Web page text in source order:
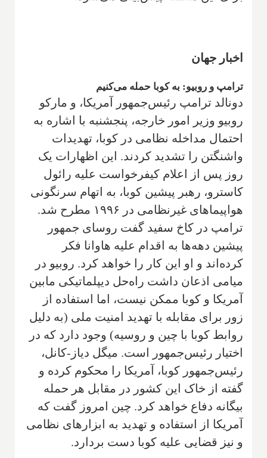
اخبار جهان
ترامپ و روبیو: به کوبا حمله می‌کنیم
دونالد ترامپ رئیس‌جمهور آمریکا، و مارکو
روبیو وزیر امور خارجه، پنجشنبه با اشاره به
احتمال مداخله نظامی در کوبا، تهدیدات
واشنگتن را تشدید کردند. این اظهارات یک
روز پس از اعلام کیفرخواست علیه رائول
کاسترو، رهبر پیشین کوبا، به اتهام سرنگونی
هواپیماهای غیرنظامی در ۱۹۹۶ مطرح شد.
ترامپ در کاخ سفید گفت روسای جمهور
پیشین دهه‌ها به اقدام علیه هاوانا فکر
کرده‌اند و او این کار را خواهد کرد. روبیو در
میامی اذعان داشت راه‌حل دیپلماتیکی مابین
آمریکا و کوبا ممکن نیست، اما استفاده از
زور برای مقابله با تهدید امنیت ملی (به دلیل
روابط کوبا با چین و روسیه) وجود دارد که در
اختیار رئیس‌جمهور است. میگل دیاز-کانل،
رئیس‌جمهور کوبا، آمریکا را محکوم کرده و
گفته از خاک این کشور در مقابل هر حمله
بیگانه دفاع خواهد کرد. چین امروز گفت که
آمریکا از استفاده و تهدید به ابزارهای نظامی
و نیز قضایی علیه کوبا دست بردارد.